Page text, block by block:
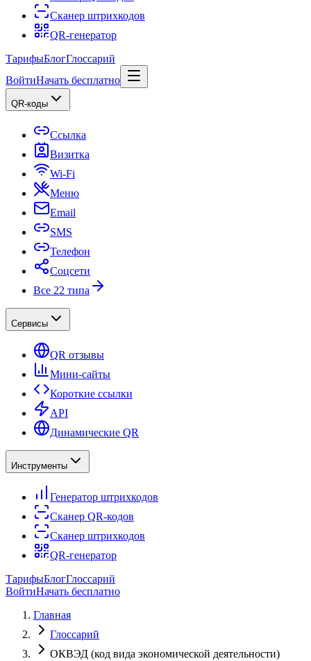
Сканер штрихкодов
QR-генератор
ТарифыБлогГлоссарий
ВойтиНачать бесплатно
QR-коды
Ссылка
Визитка
Wi-Fi
Меню
Email
SMS
Телефон
Соцсети
Все 22 типа
Сервисы
QR отзывы
Мини-сайты
Короткие ссылки
API
Динамические QR
Инструменты
Генератор штрихкодов
Сканер QR-кодов
Сканер штрихкодов
QR-генератор
ТарифыБлогГлоссарий
ВойтиНачать бесплатно
Главная
Глоссарий
ОКВЭД (код вида экономической деятельности)